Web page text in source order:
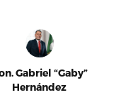
Gabriel “Gaby”
Hernández